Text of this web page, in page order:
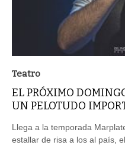
Teatro
EL PRÓXIMO
UN PELOTUDO
Llega a la temporada
estallar de risa a los al país,